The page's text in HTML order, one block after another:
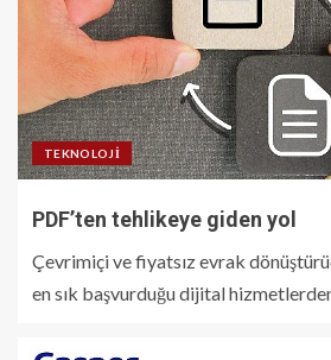
TEKNOLOJI
PDF’ten tehlikeye giden yol
Çevrimiçi ve fiyatsız evrak
en sık başvurduğu dijital